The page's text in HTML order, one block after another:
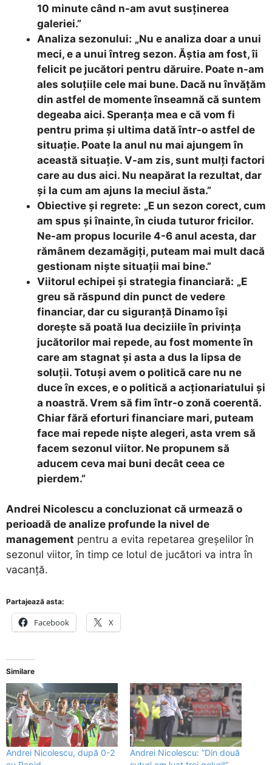
10 minute când n-am avut susţinerea
galeriei.”
Analiza sezonului: „Nu e analiza doar a unui
meci, e a unui întreg sezon. Ăştia am fost, îi
felicit pe jucători pentru dăruire. Poate n-am
ales soluţiile cele mai bune. Dacă nu învăţăm
din astfel de momente înseamnă că suntem
degeaba aici. Speranţa mea e că vom fi
pentru prima şi ultima dată într-o astfel de
situaţie. Poate la anul nu mai ajungem în
această situaţie. V-am zis, sunt mulţi factori
care au dus aici. Nu neapărat la rezultat, dar
şi la cum am ajuns la meciul ăsta.”
Obiective și regrete: „E un sezon corect, cum
am spus şi înainte, în ciuda tuturor fricilor.
Ne-am propus locurile 4-6 anul acesta, dar
rămânem dezamăgiţi, puteam mai mult dacă
gestionam nişte situaţii mai bine.”
Viitorul echipei și strategia financiară: „E
greu să răspund din punct de vedere
financiar, dar cu siguranţă Dinamo îşi
doreşte să poată lua deciziile în privinţa
jucătorilor mai repede, au fost momente în
care am stagnat şi asta a dus la lipsa de
soluţii. Totuşi avem o politică care nu ne
duce în exces, e o politică a acţionariatului şi
a noastră. Vrem să fim într-o zonă coerentă.
Chiar fără eforturi financiare mari, puteam
face mai repede nişte alegeri, asta vrem să
facem sezonul viitor. Ne propunem să
aducem ceva mai buni decât ceea ce
pierdem.”
Andrei Nicolescu a concluzionat că urmează o
perioadă de analize profunde la nivel de
management pentru a evita repetarea greșelilor în
sezonul viitor, în timp ce lotul de jucători va intra în
vacanță.
Partajează asta:
Facebook X
Similare
Andrei Nicolescu, după 0-2
Andrei Nicolescu: ”Din două